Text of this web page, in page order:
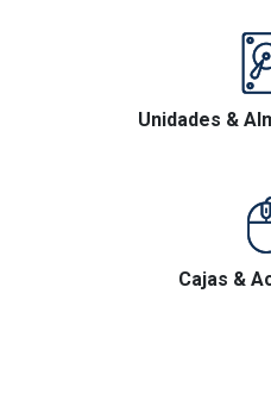
Unidades &
Cajas &